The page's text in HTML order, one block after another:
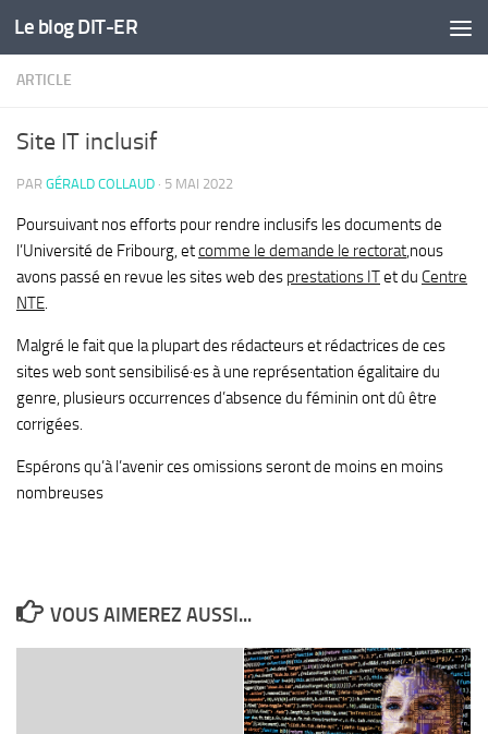
Skip to content
Le blog DIT-ER
ARTICLE
Site IT inclusif
PAR GÉRALD COLLAUD · 5 MAI 2022
Poursuivant nos efforts pour rendre inclusifs les documents de
l’Université de Fribourg, etcomme le demande le rectorat,nous
avons passé en revue les sites web des prestations ITet du Centre
NTE.
Malgré le fait que la plupart des rédacteurs et rédactrices de ces
sites web sont sensibilisé·es à une représentation égalitaire du
genre, plusieurs occurrences d’absence du féminin ont dû être
corrigées.
Espérons qu’à l’avenir ces omissions seront de moins en moins
nombreuses
VOUS AIMEREZ AUSSI...